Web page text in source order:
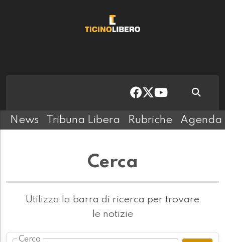
News Tribuna Libera Rubriche Agenda
Cerca
Utilizza la barra di ricerca per trovare
le notizie
Cerca